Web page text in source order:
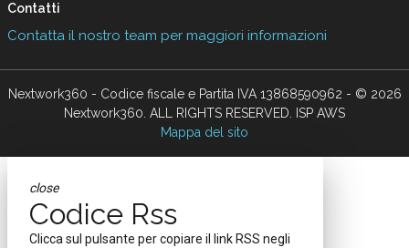
Contatti
Contatta il nostro team per maggiori informazioni
Nextwork360 - Codice fiscale e Partita IVA 13868590962 - © 2026
Nextwork360. ALL RIGHTS RESERVED. ISP AWS
Mappa del sito
close
Codice Rss
Clicca sul pulsante per copiare il link RSS negli